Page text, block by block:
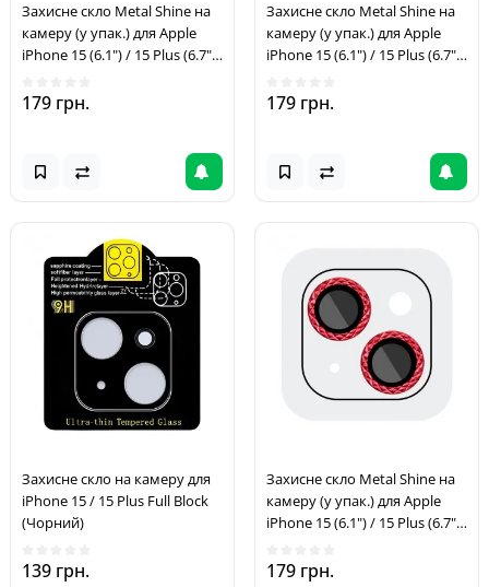
Захисне скло Metal Shine на
камеру (у упак.) для Apple
iPhone 15 (6.1") / 15 Plus (6.7")
179 грн.
Захисне скло Metal Shine на
камеру (у упак.) для Apple
iPhone 15 (6.1") / 15 Plus (6.7")
179 грн.
Захисне скло на камеру для
iPhone 15 / 15 Plus Full Block
(Чорний)
139 грн.
Захисне скло Metal Shine на
камеру (у упак.) для Apple
iPhone 15 (6.1") / 15 Plus (6.7")
179 грн.